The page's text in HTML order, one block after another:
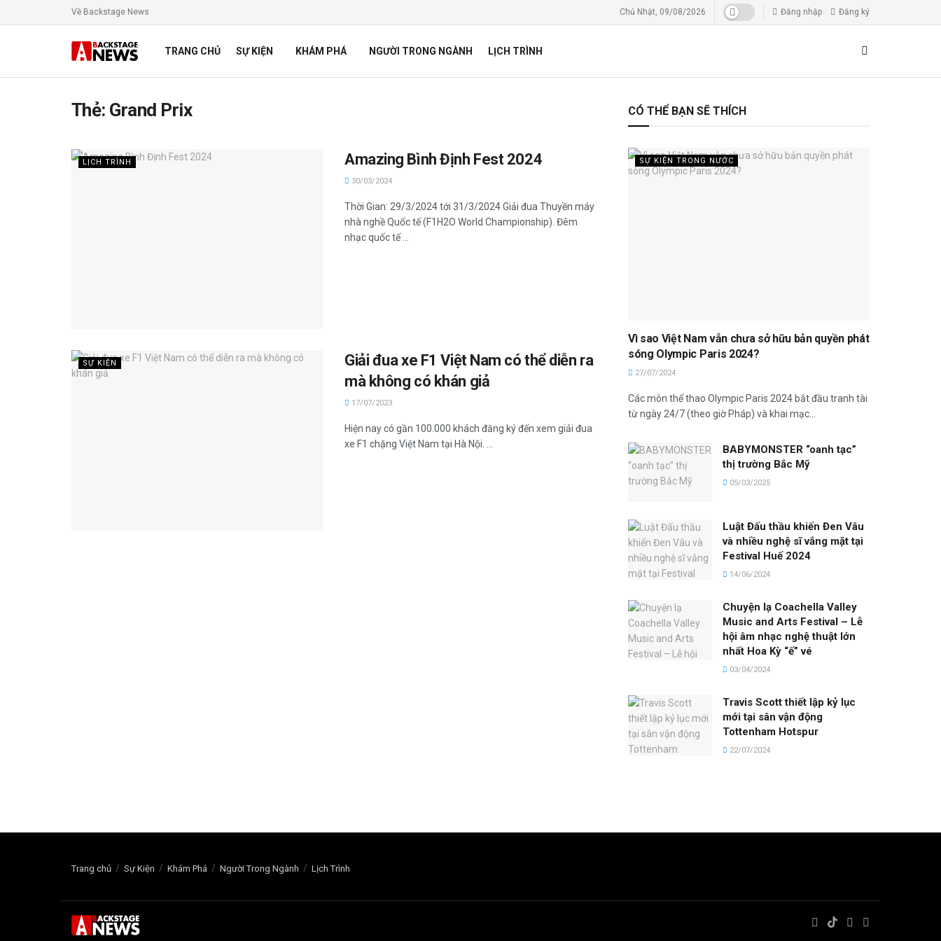
Về Backstage News Chủ Nhật, 09/08/2026 Đăng nhập Đăng ký
TRANG CHỦ SỰ KIỆN KHÁM PHÁ NGƯỜI TRONG NGÀNH LỊCH TRÌNH
Thẻ: Grand Prix
LỊCH TRÌNH Amazing Bình Định Fest 2024
30/03/2024
Thời Gian: 29/3/2024 tới 31/3/2024 Giải đua Thuyền máy
nhà nghề Quốc tế (F1H2O World Championship). Đêm
nhạc quốc tế ...
SỰ KIỆN
Giải đua xe F1 Việt Nam có thể diễn ra
mà không có khán giả
17/07/2023
Hiện nay có gần 100.000 khách đăng ký đến xem giải đua
xe F1 chặng Việt Nam tại Hà Nội. ...
CÓ THỂ BẠN SẼ THÍCH
SỰ KIỆN TRONG NƯỚC
Vì sao Việt Nam vẫn chưa sở hữu bản quyền phát
sóng Olympic Paris 2024?
27/07/2024
Các môn thể thao Olympic Paris 2024 bắt đầu tranh tài
từ ngày 24/7 (theo giờ Pháp) và khai mạc...
BABYMONSTER “oanh tạc”
thị trường Bắc Mỹ
05/03/2025
Luật Đấu thầu khiến Đen Vâu
và nhiều nghệ sĩ vắng mặt tại
Festival Huế 2024
14/06/2024
Chuyện lạ Coachella Valley
Music and Arts Festival – Lễ
hội âm nhạc nghệ thuật lớn
nhất Hoa Kỳ “ế” vé
03/04/2024
Travis Scott thiết lập kỷ lục
mới tại sân vận động
Tottenham Hotspur
22/07/2024
Trang chủ Sự Kiện Khám Phá Người Trong Ngành Lịch Trình